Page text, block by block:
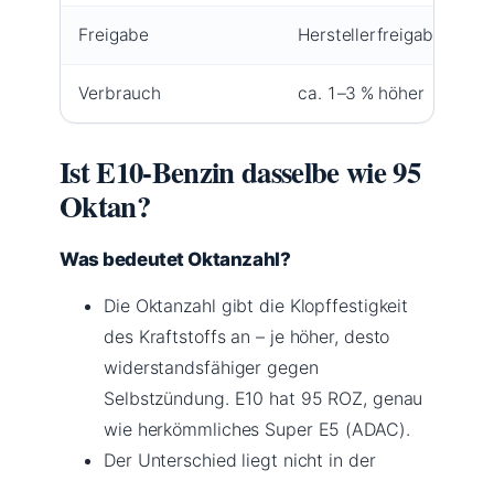
Freigabe Herstellerfreigabe
Verbrauch ca. 1–3 % höher
Ist E10-Benzin dasselbe wie 95
Oktan?
Was bedeutet Oktanzahl?
Die Oktanzahl gibt die Klopffestigkeit
des Kraftstoffs an – je höher, desto
widerstandsfähiger gegen
Selbstzündung. E10 hat 95 ROZ, genau
wie herkömmliches Super E5 (ADAC).
Der Unterschied liegt nicht in der